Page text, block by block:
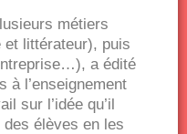
métiers
et littérateur), puis
a édité
à l’enseignement
sur l’idée qu’il
élèves en les